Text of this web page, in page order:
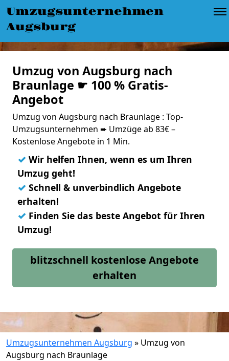
Umzugsunternehmen
Augsburg
Umzug von Augsburg nach
Braunlage ☛ 100 % Gratis-
Angebot
Umzug von Augsburg nach Braunlage : Top-
Umzugsunternehmen ➨ Umzüge ab 83€ –
Kostenlose Angebote in 1 Min.
✓ Wir helfen Ihnen, wenn es um Ihren
Umzug geht!
✓ Schnell & unverbindlich Angebote
erhalten!
✓ Finden Sie das beste Angebot für Ihren
Umzug!
blitzschnell kostenlose Angebote
erhalten
Umzugsunternehmen Augsburg » Umzug von
Augsburg nach Braunlage